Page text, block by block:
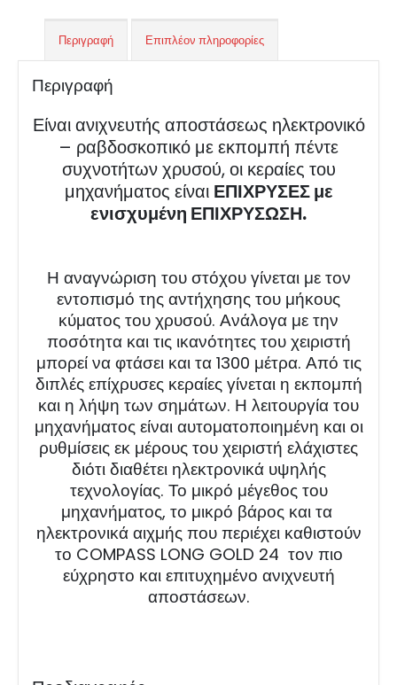
Περιγραφή Επιπλέον πληροφορίες
Περιγραφή
Είναι ανιχνευτής αποστάσεως ηλεκτρονικό
– ραβδοσκοπικό με εκπομπή πέντε
συχνοτήτων χρυσού, οι κεραίες του
μηχανήματος είναι ΕΠΙΧΡΥΣΕΣ με
ενισχυμένη ΕΠΙΧΡΥΣΩΣΗ.
Η αναγνώριση του στόχου γίνεται με τον
εντοπισμό της αντήχησης του μήκους
κύματος του χρυσού. Ανάλογα με την
ποσότητα και τις ικανότητες του χειριστή
μπορεί να φτάσει και τα 1300 μέτρα. Από τις
διπλές επίχρυσες κεραίες γίνεται η εκπομπή
και η λήψη των σημάτων. Η λειτουργία του
μηχανήματος είναι αυτοματοποιημένη και οι
ρυθμίσεις εκ μέρους του χειριστή ελάχιστες
διότι διαθέτει ηλεκτρονικά υψηλής
τεχνολογίας. Το μικρό μέγεθος του
μηχανήματος, το μικρό βάρος και τα
ηλεκτρονικά αιχμής που περιέχει καθιστούν
το COMPASS LONG GOLD 24 τον πιο
εύχρηστο και επιτυχημένο ανιχνευτή
αποστάσεων.